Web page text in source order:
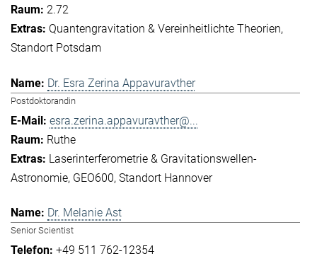
2.72
Quantengravitation & Vereinheitlichte Theorien
Standort Potsdam
Dr. Esra Zerina Appavuravther
Postdoktorandin
esra.zerina.appavuravther@...
Ruthe
Laserinterferometrie & Gravitationswellen-
Astronomie GEO600 Standort Hannover
Dr. Melanie Ast
Senior Scientist
+49 511 762-12354